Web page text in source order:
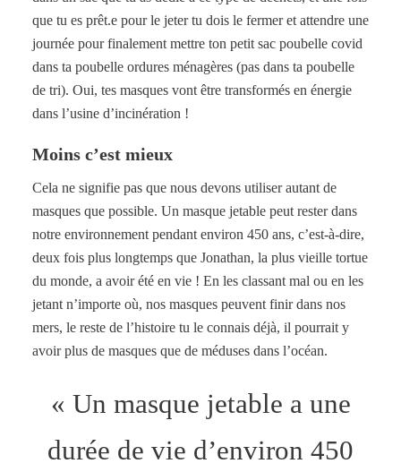
que tu es prêt.e pour le jeter tu dois le fermer et attendre une
journée pour finalement mettre ton petit sac poubelle covid
dans ta poubelle ordures ménagères (pas dans ta poubelle
de tri). Oui, tes masques vont être transformés en énergie
dans l’usine d’incinération !
Moins c’est mieux
Cela ne signifie pas que nous devons utiliser autant de
masques que possible. Un masque jetable peut rester dans
notre environnement pendant environ 450 ans, c’est-à-dire,
deux fois plus longtemps que Jonathan, la plus vieille tortue
du monde, a avoir été en vie ! En les classant mal ou en les
jetant n’importe où, nos masques peuvent finir dans nos
mers, le reste de l’histoire tu le connais déjà, il pourrait y
avoir plus de masques que de méduses dans l’océan.
« Un masque jetable a une
durée de vie d’environ 450